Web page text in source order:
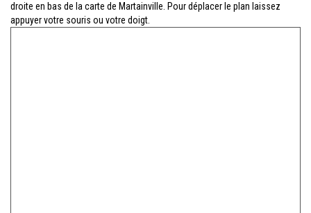
droite en bas de la carte de Martainville. Pour déplacer le plan laissez
appuyer votre souris ou votre doigt.